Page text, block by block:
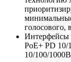
голосового,
Интерфейсы
PoE+ PD 10/
10/100/